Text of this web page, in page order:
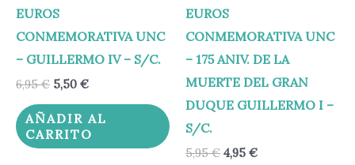
EUROS
CONMEMORATIVA UNC
– GUILLERMO IV – S/C.
6,95€ 5,50 €
AÑADIR AL
CARRITO
EUROS
CONMEMORATIVA UNC
– 175 ANIV. DE LA
MUERTE DEL GRAN
DUQUE GUILLERMO I –
S/C.
5,95€ 4,95 €